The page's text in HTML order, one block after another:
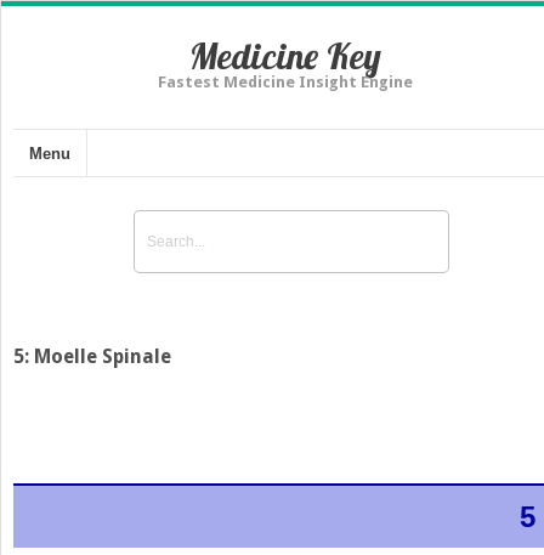
Medicine Key
Fastest Medicine Insight Engine
Menu
5: Moelle Spinale
5